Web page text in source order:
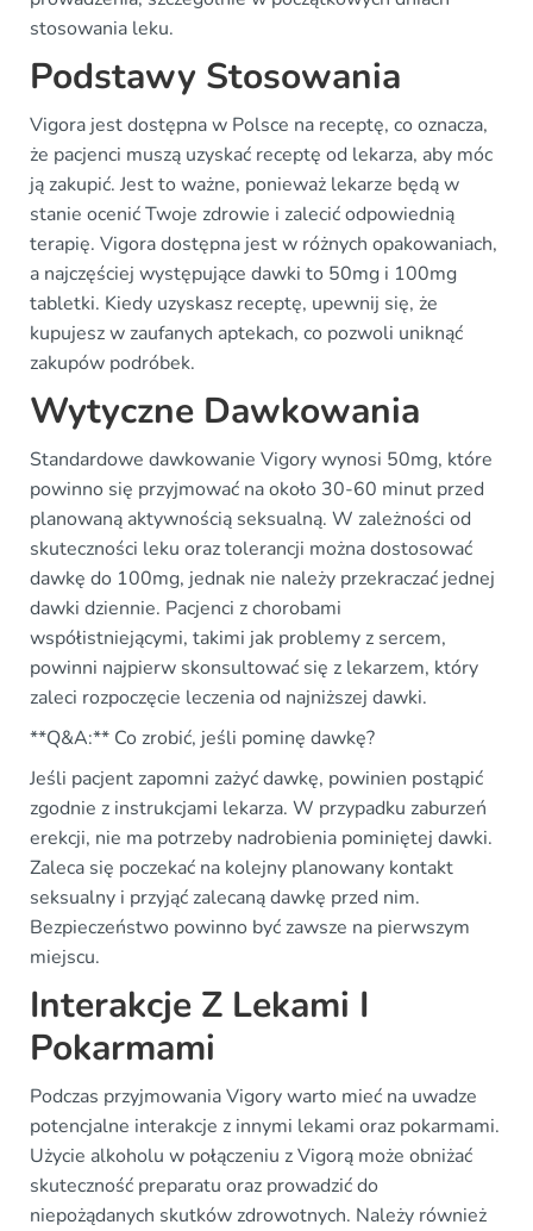
stosowania leku.
Podstawy Stosowania
Vigora jest dostępna w Polsce na receptę, co oznacza,
że pacjenci muszą uzyskać receptę od lekarza, aby móc
ją zakupić. Jest to ważne, ponieważ lekarze będą w
stanie ocenić Twoje zdrowie i zalecić odpowiednią
terapię. Vigora dostępna jest w różnych opakowaniach,
a najczęściej występujące dawki to 50mg i 100mg
tabletki. Kiedy uzyskasz receptę, upewnij się, że
kupujesz w zaufanych aptekach, co pozwoli uniknąć
zakupów podróbek.
Wytyczne Dawkowania
Standardowe dawkowanie Vigory wynosi 50mg, które
powinno się przyjmować na około 30-60 minut przed
planowaną aktywnością seksualną. W zależności od
skuteczności leku oraz tolerancji można dostosować
dawkę do 100mg, jednak nie należy przekraczać jednej
dawki dziennie. Pacjenci z chorobami
współistniejącymi, takimi jak problemy z sercem,
powinni najpierw skonsultować się z lekarzem, który
zaleci rozpoczęcie leczenia od najniższej dawki.
**Q&A:** Co zrobić, jeśli pominę dawkę?
Jeśli pacjent zapomni zażyć dawkę, powinien postąpić
zgodnie z instrukcjami lekarza. W przypadku zaburzeń
erekcji, nie ma potrzeby nadrobienia pominiętej dawki.
Zaleca się poczekać na kolejny planowany kontakt
seksualny i przyjąć zalecaną dawkę przed nim.
Bezpieczeństwo powinno być zawsze na pierwszym
miejscu.
Interakcje Z Lekami I
Pokarmami
Podczas przyjmowania Vigory warto mieć na uwadze
potencjalne interakcje z innymi lekami oraz pokarmami.
Użycie alkoholu w połączeniu z Vigorą może obniżać
skuteczność preparatu oraz prowadzić do
niepożądanych skutków zdrowotnych. Należy również